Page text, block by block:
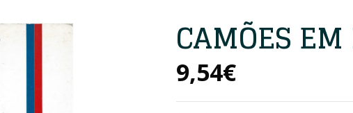
CAMÕES
9,54€